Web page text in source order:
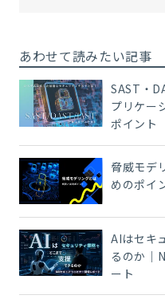
あわせて読みたい記事
SAST・
プリケー
ポイント
脅威モデ
めのポイ
AIはセキ
るのか｜
ート